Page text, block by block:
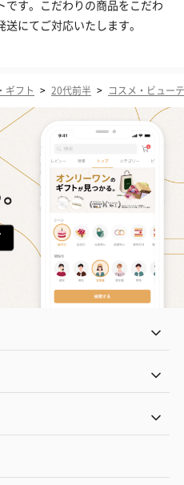
です。こだわりの商品をこだわ
にてご対応いたします。
ギフト > 20代前半 > コスメ・ビュー